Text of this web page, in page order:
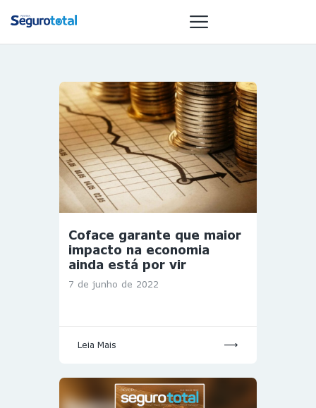
NOTÍCIAS
REVISTA
ESPECIAIS
GAIVOTA DE
OURO
ST SUMMIT
GESTORAS
HOMEST
HOME
Coface garante que maior
impacto na economia
ainda está por vir
7 de junho de 2022
Leia Mais